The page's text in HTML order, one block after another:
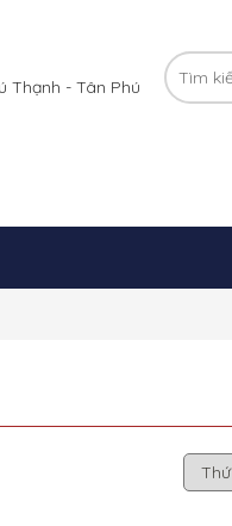
Thạnh - Tân Phú